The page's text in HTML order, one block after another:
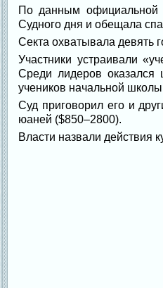
По данным официальной
Судного дня и обещала
Секта охватывала девять
Участники устраивали
Среди лидеров
учеников начальной
Суд приговорил его и
юаней ($850–2800).
Власти назвали действия